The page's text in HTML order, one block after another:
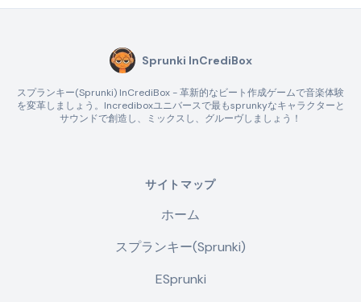
Sprunki InCrediBox
スプランキー(Sprunki) InCrediBox - 革新的なビート作成ゲームで音楽体験
を変革しましょう。Incrediboxユニバースで最もsprunkyなキャラクターと
サウンドで創造し、ミックスし、グルーヴしましょう！
サイトマップ
ホーム
スプランキー(Sprunki)
ESprunki